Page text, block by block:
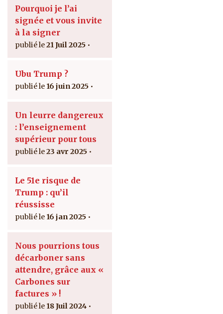
Pourquoi je l’ai
signée et vous invite
à la signer
21 Juil 2025
Ubu Trump ?
16 juin 2025
Un leurre dangereux
: l’enseignement
supérieur pour tous
23 avr 2025
Le 51e risque de
Trump : qu’il
réussisse
16 jan 2025
Nous pourrions tous
décarboner sans
attendre, grâce aux «
Carbones sur
factures » !
18 Juil 2024